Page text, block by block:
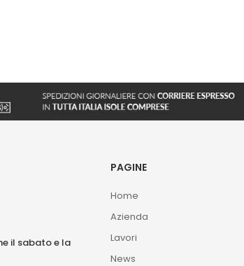
il sabato e la
PAGINE
Home
Azienda
Lavori
News